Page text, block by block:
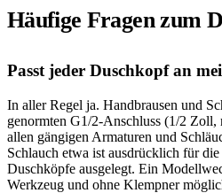
Häufige Fragen zum
Passt jeder Duschkopf an
In aller Regel ja. Handbrausen und
genormten G1/2-Anschluss (1/2 Zoll,
allen gängigen Armaturen und
Schlauch etwa ist ausdrücklich für
Duschköpfe ausgelegt. Ein
Werkzeug und ohne Klempner